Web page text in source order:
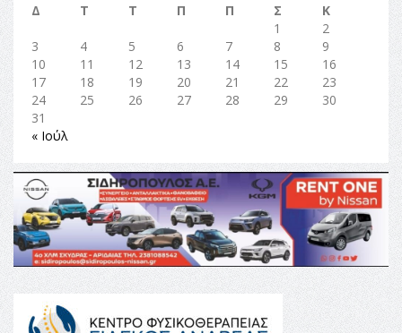
Δ
Τ Τ Π Π Σ
Κ
1
2
3
4 5 6 7 8
9
10
11 12 13 14 15
16
17
18 19 20 21 22
23
24
25 26 27 28 29
30
31
« Ιούλ